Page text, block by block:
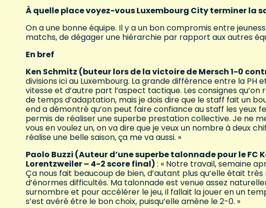
À quelle place voyez-vous Luxembourg City terminer la
On a une bonne équipe. Il y a un bon compromis entre
matchs, de dégager une hiérarchie par rapport aux autres
En bref
Ken Schmitz (buteur lors de la victoire de Mersch 1-0
divisions ici au Luxembourg. La grande différence entre la PH
vitesse et d’autre part l’aspect tactique. Les consignes
de temps d’adaptation, mais je dois dire que le staff fait un
end a démontré qu’on peut faire confiance au staff les yeux
permis de réaliser une superbe prestation collective. Je ne
vous en voulez un, on va dire que je veux un nombre à deux
réalise une belle saison, ça me va aussi. »
Paolo Buzzi (Auteur d’une superbe talonnade pour le FC
Lorentzweiler – 4-2 score final) : « Notre travail, semaine
Ça nous fait beaucoup de bien, d’autant plus qu’elle était
d’énormes difficultés. Ma talonnade est venue assez
surnombre et pour accélérer le jeu, il fallait la jouer en un
s’est avéré être le bon choix, puisqu’elle amène le 2-0. »